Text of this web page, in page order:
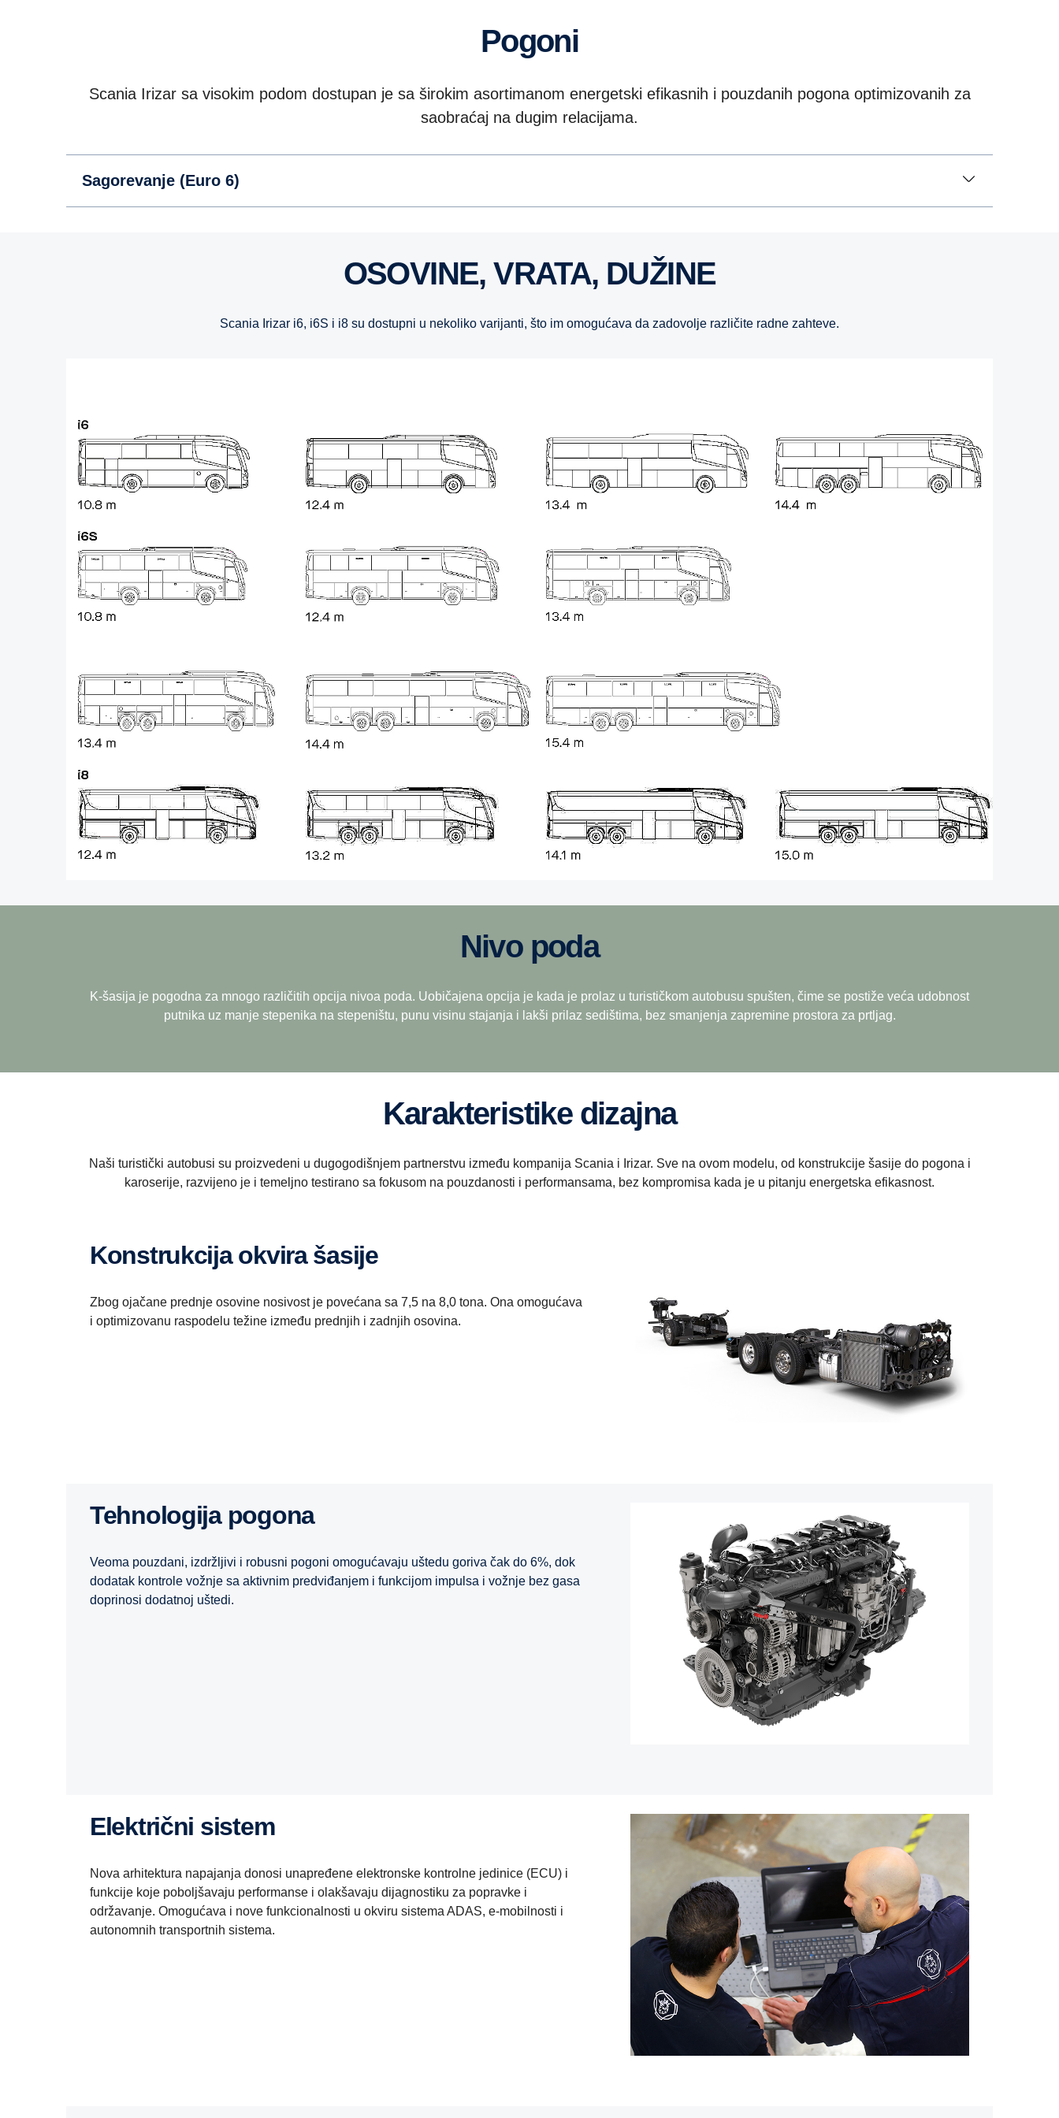
Pogoni
Scania Irizar sa visokim podom dostupan je sa širokim asortimanom energetski efikasnih i pouzdanih pogona optimizovanih za
saobraćaj na dugim relacijama.
Sagorevanje (Euro 6)
OSOVINE, VRATA, DUŽINE
Scania Irizar i6, i6S i i8 su dostupni u nekoliko varijanti, što im omogućava da zadovolje različite radne zahteve.
Nivo poda
K-šasija je pogodna za mnogo različitih opcija nivoa poda. Uobičajena opcija je kada je prolaz u turističkom autobusu spušten, čime se postiže veća udobnost
putnika uz manje stepenika na stepeništu, punu visinu stajanja i lakši prilaz sedištima, bez smanjenja zapremine prostora za prtljag.
Karakteristike dizajna
Naši turistički autobusi su proizvedeni u dugogodišnjem partnerstvu između kompanija Scania i Irizar. Sve na ovom modelu, od konstrukcije šasije do pogona i
karoserije, razvijeno je i temeljno testirano sa fokusom na pouzdanosti i performansama, bez kompromisa kada je u pitanju energetska efikasnost.
Konstrukcija okvira šasije
Zbog ojačane prednje osovine nosivost je povećana sa 7,5 na 8,0 tona. Ona omogućava
i optimizovanu raspodelu težine između prednjih i zadnjih osovina.
Tehnologija pogona
Veoma pouzdani, izdržljivi i robusni pogoni omogućavaju uštedu goriva čak do 6%, dok
dodatak kontrole vožnje sa aktivnim predviđanjem i funkcijom impulsa i vožnje bez gasa
doprinosi dodatnoj uštedi.
Električni sistem
Nova arhitektura napajanja donosi unapređene elektronske kontrolne jedinice (ECU) i
funkcije koje poboljšavaju performanse i olakšavaju dijagnostiku za popravke i
održavanje. Omogućava i nove funkcionalnosti u okviru sistema ADAS, e-mobilnosti i
autonomnih transportnih sistema.